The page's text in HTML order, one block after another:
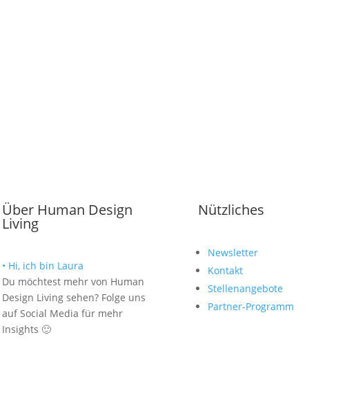
Über Human Design
Living
• Hi, ich bin Laura
Du möchtest mehr von Human
Design Living sehen? Folge uns
auf Social Media für mehr
Insights 🙂
Nützliches
Newsletter
Kontakt
Stellenangebote
Partner-Programm